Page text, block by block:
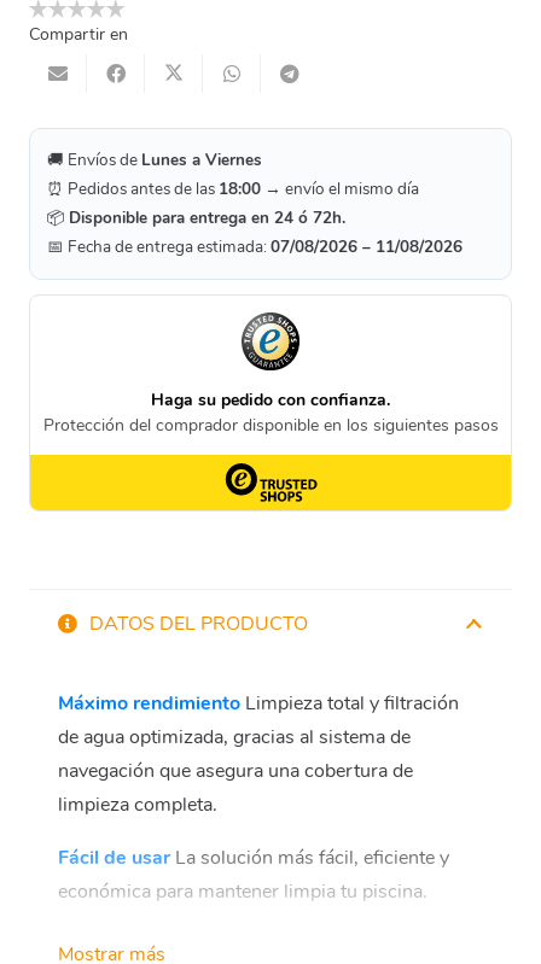
Compartir en
🚚 Envíos de Lunes a Viernes
⏰ Pedidos antes de las 18:00 → envío el mismo día
📦 Disponible para entrega en 24 ó 72h.
📅 Fecha de entrega estimada: 07/08/2026 – 11/08/2026
DATOS DEL PRODUCTO
Máximo rendimiento Limpieza total y filtración
de agua optimizada, gracias al sistema de
navegación que asegura una cobertura de
limpieza completa.
Fácil de usarLa solución más fácil, eficiente y
económica para mantener limpia tu piscina.
Tranquilidad
Mostrar más